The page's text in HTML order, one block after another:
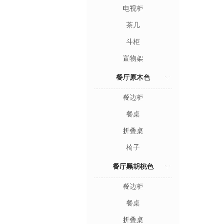
电视柜
茶几
斗柜
置物架
餐厅原木色
餐边柜
餐桌
折叠桌
椅子
餐厅黑胡桃色
餐边柜
餐桌
折叠桌